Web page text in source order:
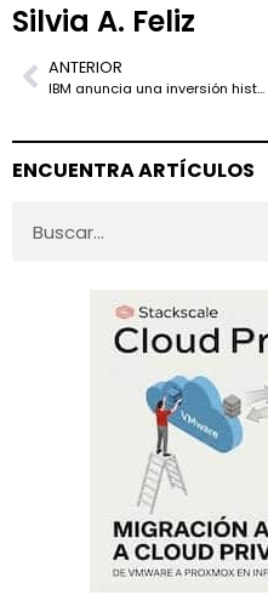
Silvia A. Feliz
ANTERIOR
IBM anuncia una inversión histórica de 150.000 millones de dólares en Estados Unidos para liderar la próxima era tecnológica
ENCUENTRA ARTÍCULOS